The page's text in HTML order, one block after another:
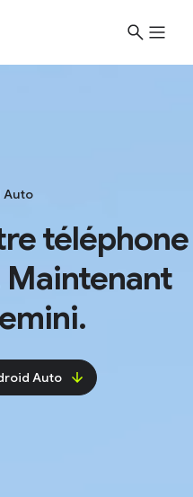
Auto
téléphone
Auto